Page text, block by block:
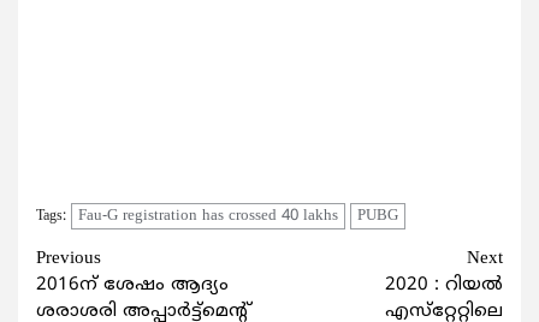
Tags: Fau-G registration has crossed 40 lakhs PUBG
Continue
Reading
Previous
2016ന് ശേഷം ആദ്യം
ശരാശരി അപ്പാര്‍ട്ട്‌മെന്റ്
Next
2020 : റിയല്‍
എസ്‌റ്റേറ്റിലെ